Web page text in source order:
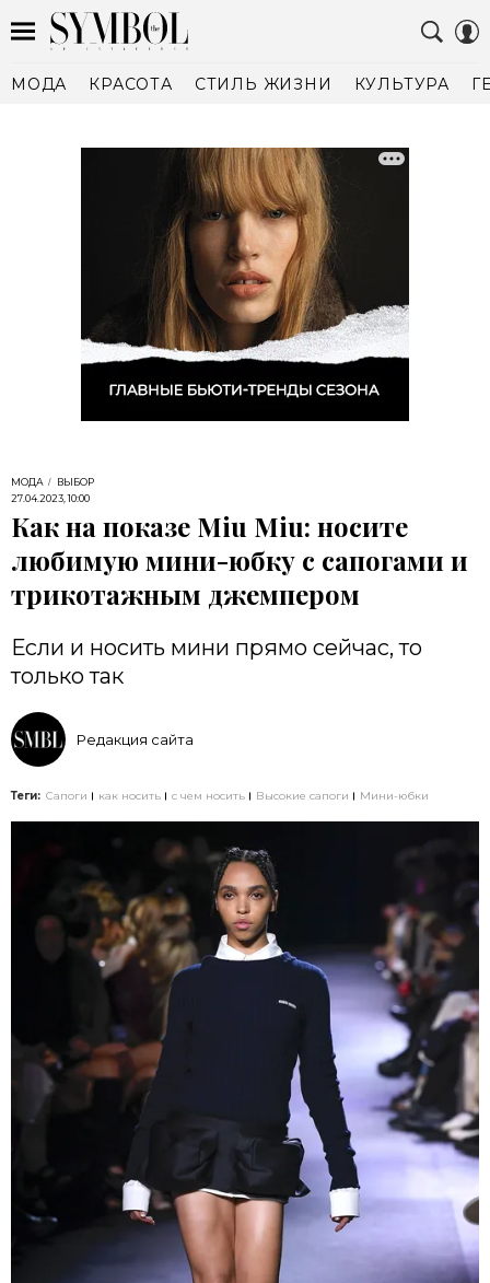
МОДА КРАСОТА СТИЛЬ ЖИЗНИ КУЛЬТУРА
МОДА
ВЫБОР
27.04.2023, 10:00
Как на показе Miu Miu: носите
любимую мини-юбку с сапогами и
трикотажным джемпером
Если и носить мини прямо сейчас, то
только так
Редакция сайта
Теги: Сапоги как носить с чем носить Высокие сапоги Мини-юбки